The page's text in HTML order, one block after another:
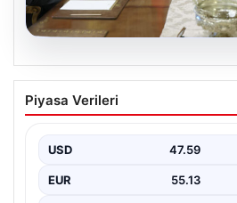
Türk Hava Kuvvetleri’nin
paşası Özlem Karapınar
Piyasa Verileri
USD 47.59
EUR 55.13